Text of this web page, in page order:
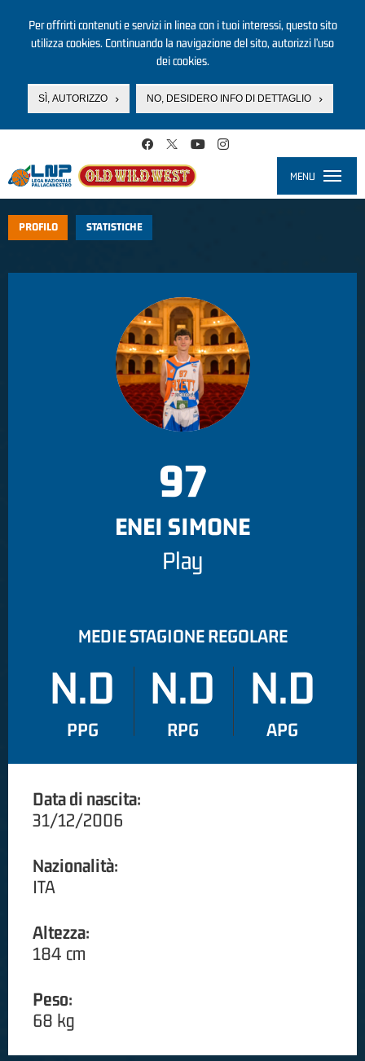
Per offrirti contenuti e servizi in linea con i tuoi interessi, questo sito
utilizza cookies. Continuando la navigazione del sito, autorizzi l’uso
dei cookies.
SÌ, AUTORIZZO NO, DESIDERO INFO DI DETTAGLIO
MENU
PROFILO STATISTICHE
97
ENEI SIMONE
Play
MEDIE STAGIONE REGOLARE
N.D
PPG
N.D
RPG
N.D
APG
Data di nascita:
31/12/2006
Nazionalità:
ITA
Altezza:
184 cm
Peso:
68 kg